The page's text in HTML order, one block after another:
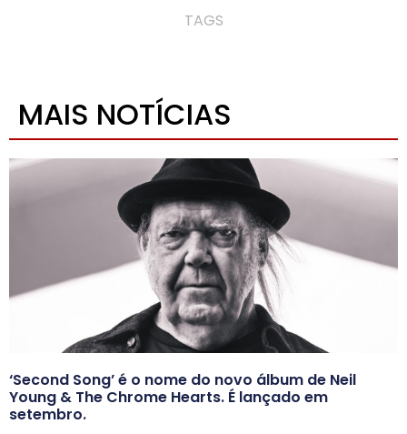
TAGS
MAIS NOTÍCIAS
‘Second Song’ é o nome do novo álbum de Neil
Young & The Chrome Hearts. É lançado em
setembro.